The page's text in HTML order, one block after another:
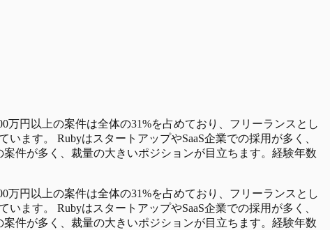
円以上の案件は全体の31%を占めており、フリーランスとし
ます。 RubyはスタートアップやSaaS企業での採用が多く、
件が多く、裁量の大きいポジションが目立ちます。経験年数
円以上の案件は全体の31%を占めており、フリーランスとし
ます。 RubyはスタートアップやSaaS企業での採用が多く、
件が多く、裁量の大きいポジションが目立ちます。経験年数